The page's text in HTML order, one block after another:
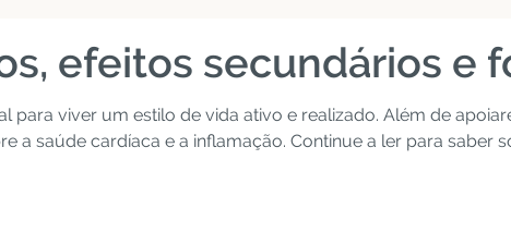
efeitos secundários e
para viver um estilo de vida ativo e realizado. Além de
a saúde cardíaca e a inflamação. Continue a ler para saber